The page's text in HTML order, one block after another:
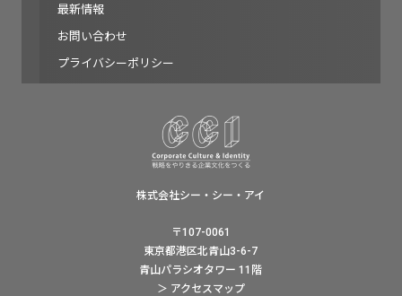
最新情報
お問い合わせ
プライバシーポリシー
株式会社シー・シー・アイ
〒107-0061
東京都港区北青山3-6-7
青山パラシオタワー 11階
＞ アクセスマップ